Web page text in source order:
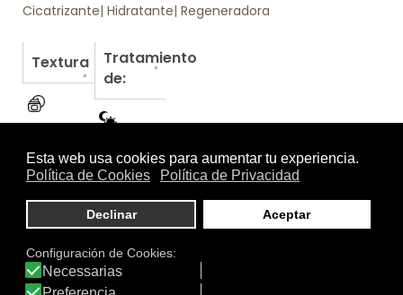
Cicatrizante| Hidratante| Regeneradora
Textura
Tratamiento
de:
Otros productos de Topicrem